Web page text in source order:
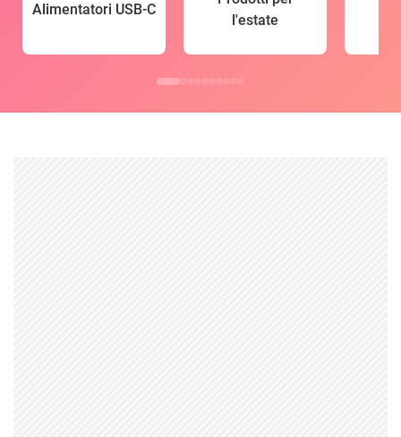
Alimentatori USB-C
l'estate